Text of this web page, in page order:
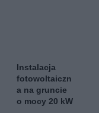
Instalacja
fotowoltaiczn
a na gruncie
o mocy 20 kW